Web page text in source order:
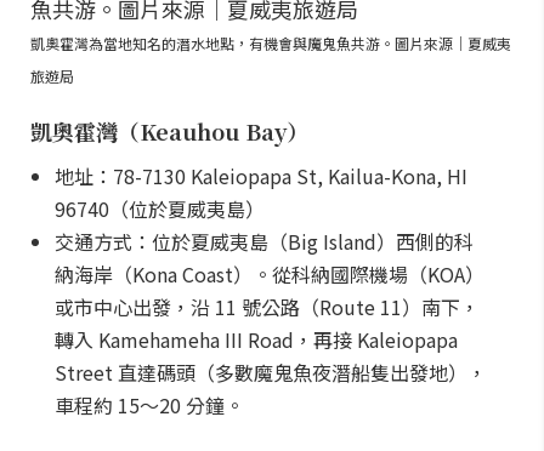
凱奧霍灣為當地知名的潛水地點，有機會與魔鬼魚共游。圖片來源｜夏威夷
旅遊局
凱奧霍灣（Keauhou Bay）
地址：78-7130 Kaleiopapa St, Kailua-Kona, HI
96740（位於夏威夷島）
交通方式：位於夏威夷島（Big Island）西側的科
納海岸（Kona Coast）。從科納國際機場（KOA）
或市中心出發，沿 11 號公路（Route 11）南下，
轉入 Kamehameha III Road，再接 Kaleiopapa
Street 直達碼頭（多數魔鬼魚夜潛船隻出發地），
車程約 15～20 分鐘。